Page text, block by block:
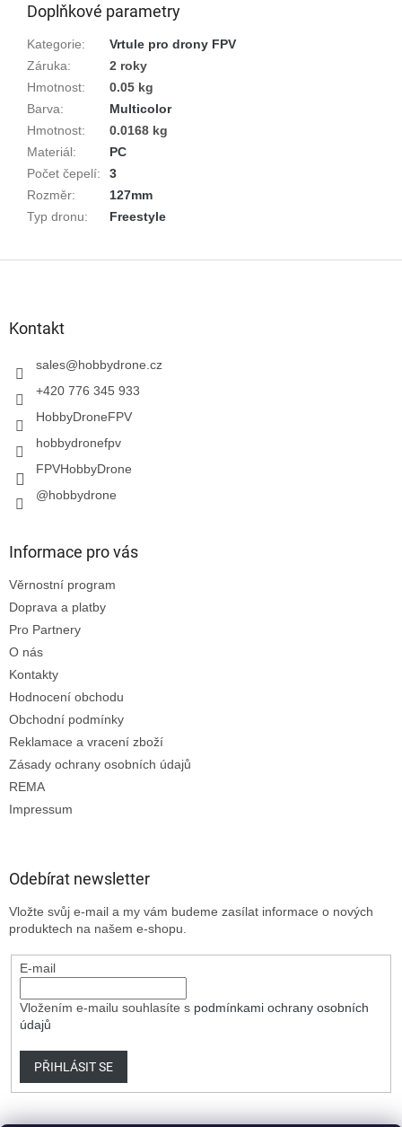
Doplňkové parametry
Kategorie:
Vrtule pro drony FPV
Záruka:
2 roky
Hmotnost:
0.05 kg
Barva:
Multicolor
Hmotnost:
0.0168 kg
Materiál:
PC
Počet čepelí:
3
Rozměr:
127mm
Typ dronu: Freestyle
Kontakt
sales@hobbydrone.cz
+420 776 345 933
HobbyDroneFPV
hobbydronefpv
FPVHobbyDrone
@hobbydrone
Informace pro vás
Věrnostní program
Doprava a platby
Pro Partnery
O nás
Kontakty
Hodnocení obchodu
Obchodní podmínky
Reklamace a vracení zboží
Zásady ochrany osobních údajů
REMA
Impressum
Odebírat newsletter
Vložte svůj e-mail a my vám budeme zasílat informace o nových
produktech na našem e-shopu.
E-mail
Vložením e-mailu souhlasíte s podmínkami ochrany osobních
údajů
PŘIHLÁSIT SE